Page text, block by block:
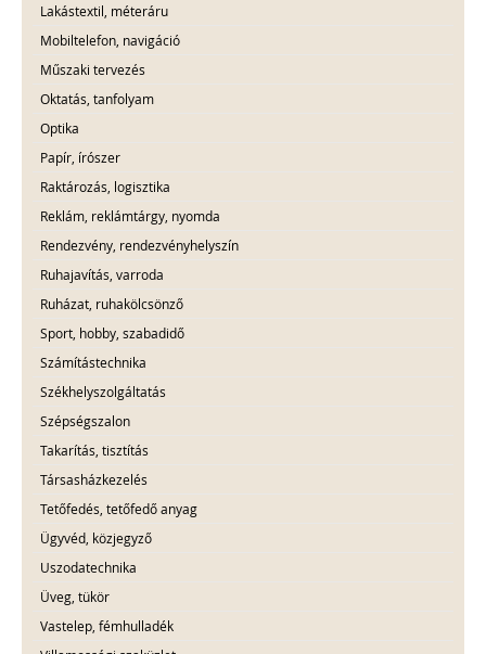
Lakástextil, méteráru
Mobiltelefon, navigáció
Műszaki tervezés
Oktatás, tanfolyam
Optika
Papír, írószer
Raktározás, logisztika
Reklám, reklámtárgy, nyomda
Rendezvény, rendezvényhelyszín
Ruhajavítás, varroda
Ruházat, ruhakölcsönző
Sport, hobby, szabadidő
Számítástechnika
Székhelyszolgáltatás
Szépségszalon
Takarítás, tisztítás
Társasházkezelés
Tetőfedés, tetőfedő anyag
Ügyvéd, közjegyző
Uszodatechnika
Üveg, tükör
Vastelep, fémhulladék